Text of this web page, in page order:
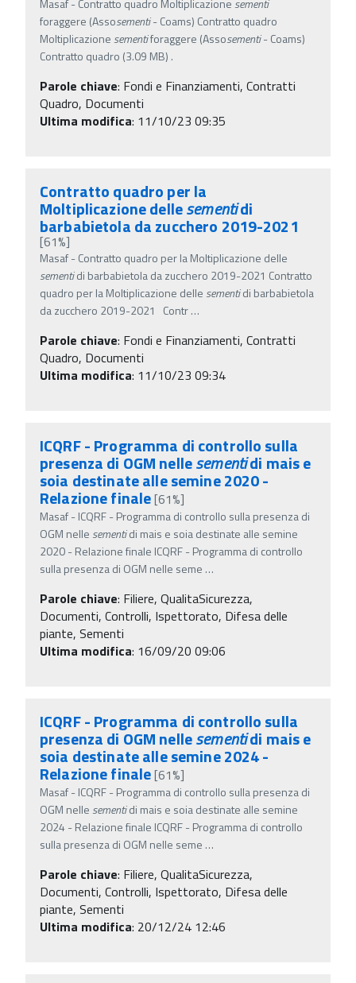
Masaf - Contratto quadro Moltiplicazione sementi
foraggere (Assosementi- Coams) Contratto quadro
Moltiplicazione sementiforaggere (Assosementi- Coams)
Contratto quadro (3.09 MB) .
Parole chiave: Fondi e Finanziamenti, Contratti
Quadro, Documenti
Ultima modifica: 11/10/23 09:35
Contratto quadro per la
Moltiplicazione dellesementidi
barbabietola da zucchero 2019-2021
[61%]
Masaf - Contratto quadro per la Moltiplicazione delle
sementidi barbabietola da zucchero 2019-2021 Contratto
quadro per la Moltiplicazione delle sementidi barbabietola
da zucchero 2019-2021 Contr…
Parole chiave: Fondi e Finanziamenti, Contratti
Quadro, Documenti
Ultima modifica: 11/10/23 09:34
ICQRF - Programma di controllo sulla
presenza di OGM nellesementidi mais e
soia destinate alle semine 2020 -
Relazione finale[61%]
Masaf - ICQRF - Programma di controllo sulla presenza di
OGM nelle sementidi mais e soia destinate alle semine
2020 - Relazione finale ICQRF - Programma di controllo
sulla presenza di OGM nelle seme …
Parole chiave: Filiere, QualitaSicurezza,
Documenti, Controlli, Ispettorato, Difesa delle
piante, Sementi
Ultima modifica: 16/09/20 09:06
ICQRF - Programma di controllo sulla
presenza di OGM nellesementidi mais e
soia destinate alle semine 2024 -
Relazione finale[61%]
Masaf - ICQRF - Programma di controllo sulla presenza di
OGM nelle sementidi mais e soia destinate alle semine
2024 - Relazione finale ICQRF - Programma di controllo
sulla presenza di OGM nelle seme …
Parole chiave: Filiere, QualitaSicurezza,
Documenti, Controlli, Ispettorato, Difesa delle
piante, Sementi
Ultima modifica: 20/12/24 12:46